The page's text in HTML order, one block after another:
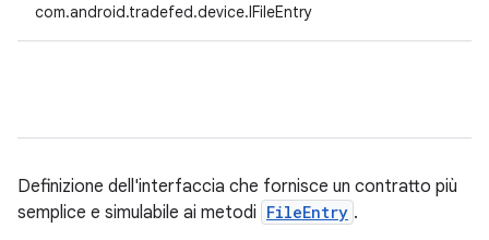
com.android.tradefed.device.IFileEntry
Definizione dell'interfaccia che fornisce un contratto più
semplice e simulabile ai metodi FileEntry .